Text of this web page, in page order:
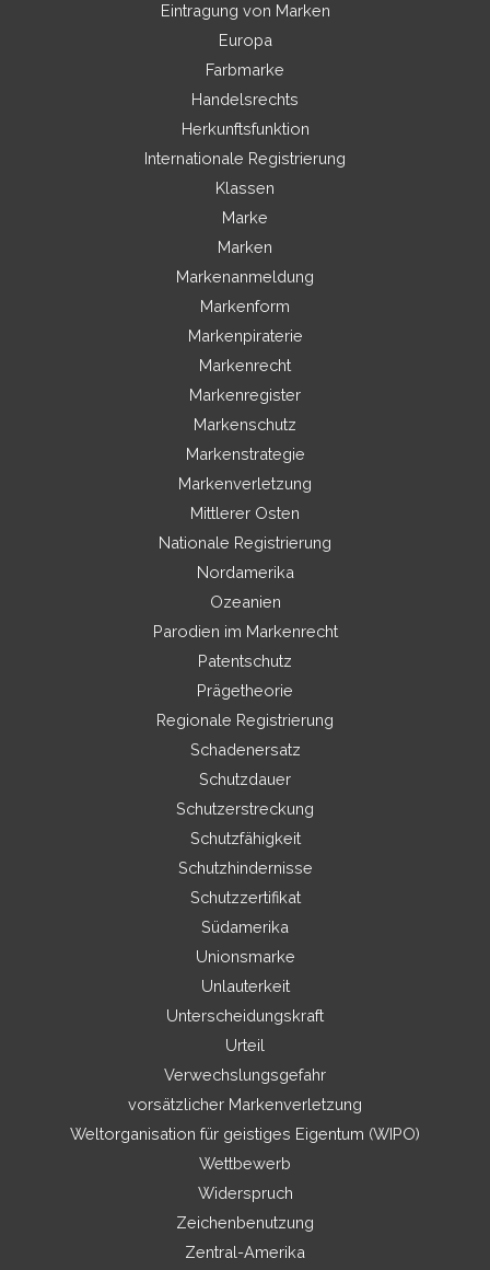
Eintragung von Marken
Europa
Farbmarke
Handelsrechts
Herkunftsfunktion
Internationale Registrierung
Klassen
Marke
Marken
Markenanmeldung
Markenform
Markenpiraterie
Markenrecht
Markenregister
Markenschutz
Markenstrategie
Markenverletzung
Mittlerer Osten
Nationale Registrierung
Nordamerika
Ozeanien
Parodien im Markenrecht
Patentschutz
Prägetheorie
Regionale Registrierung
Schadenersatz
Schutzdauer
Schutzerstreckung
Schutzfähigkeit
Schutzhindernisse
Schutzzertifikat
Südamerika
Unionsmarke
Unlauterkeit
Unterscheidungskraft
Urteil
Verwechslungsgefahr
vorsätzlicher Markenverletzung
Weltorganisation für geistiges Eigentum (WIPO)
Wettbewerb
Widerspruch
Zeichenbenutzung
Zentral-Amerika